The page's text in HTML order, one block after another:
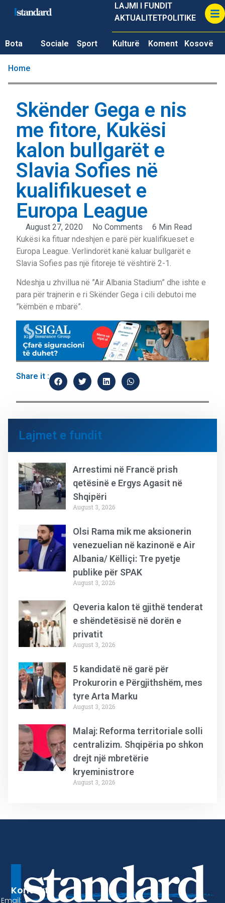
LAJMI I FUNDIT
AKTUALITETPOLITIKE
Bota Sociale Sport Kulturë Koment Kosovë
Home
Skënder Gega e nis
me fitore, Kukësi
kalon bullgarët e
Slavia Sofies në
kualifikueset e
Europa League
August 27, 2020 No Comments
6 Min Read
Kukësi ka fituar ndeshjen e parë për kualifikueset e
Europa League. Verlindorët kanë kaluar bullgarët e
Slavia Sofies pas një fitoreje të vështirë 2-1.
Ndeshja u zhvillua në ”Air Albania Stadium” dhe ishte e
para për trajnerin e ri Skënder Gega i cili debutoi me
”këmbën e mbarë”.
Share it :
Lajmet e fundit
Arrestimi në Francë prish
qetësinë e Ergys Agasit në
Shqipëri
August 3, 2026
Olsi Rama mik me aksionerin
venezuelian në kazinonë e Air
Albania/ Këlliçi: Tre pyetje
publike për SPAK
August 3, 2026
Qeveria kalon të gjithë tenderat
e shëndetësisë në dorën e
privatit
August 3, 2026
5 kandidatë në garë për
Prokurorin e Përgjithshëm, mes
tyre Arta Marku
August 3, 2026
Malaj: Reforma territoriale solli
centralizim. Shqipëria po shkon
drejt një mbretërie
kryeministrore
August 3, 2026
Kontakt
Email: